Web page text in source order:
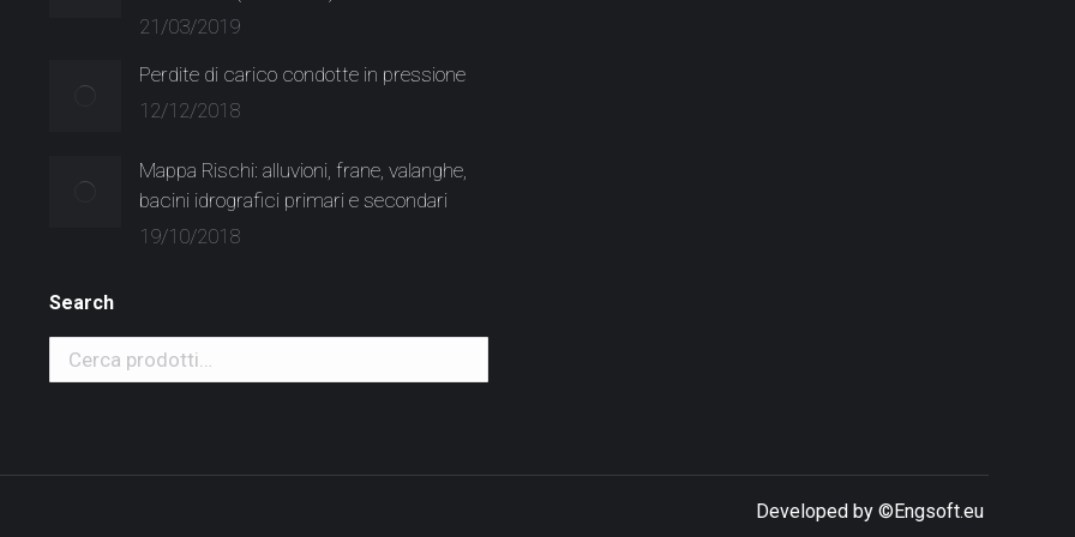
21/03/2019
Perdite di carico condotte in pressione
12/12/2018
Mappa Rischi: alluvioni, frane, valanghe,
bacini idrografici primari e secondari
19/10/2018
Search
Developed by ©Engsoft.eu